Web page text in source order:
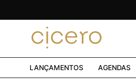
LANÇAMENTOS AGENDAS